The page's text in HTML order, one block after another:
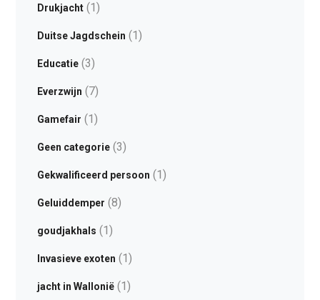
Drukjacht(1)
Duitse Jagdschein (1)
Educatie(3)
Everzwijn (7)
Gamefair (1)
Geen categorie(3)
Gekwalificeerd persoon (1)
Geluiddemper (8)
goudjakhals (1)
Invasieve exoten (1)
jacht in Wallonië(1)